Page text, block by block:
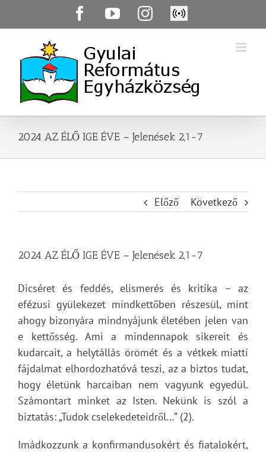
FacebookYouTubeInstagram
Élő
közvetítés
2024 AZ ÉLŐ IGE ÉVE – Jelenések 2,1-7
Előző Következő
2024 AZ ÉLŐ IGE ÉVE – Jelenések 2,1-7
Dicséret és feddés, elismerés és kritika – az
efézusi gyülekezet mindkettőben részesül, mint
ahogy bizonyára mindnyájunk életében jelen van
e kettősség. Ami a mindennapok sikereit és
kudarcait, a helytállás örömét és a vétkek miatti
fájdalmat elhordozhatóvá teszi, az a biztos tudat,
hogy életünk harcaiban nem vagyunk egyedül.
Számontart minket az Isten. Nekünk is szól a
biztatás: „Tudok cselekedeteidről…” (2).
Imádkozzunk a konfirmandusokért és fiatalokért,